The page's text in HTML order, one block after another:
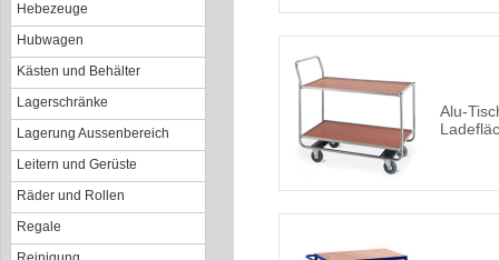
Hebezeuge
Hubwagen
Kästen und Behälter
Lagerschränke
Lagerung Aussenbereich
Leitern und Gerüste
Räder und Rollen
Regale
Alu-